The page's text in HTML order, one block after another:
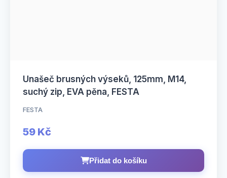
Unašeč brusných výseků, 125mm, M14,
suchý zip, EVA pěna, FESTA
FESTA
59 Kč
Přidat do košíku